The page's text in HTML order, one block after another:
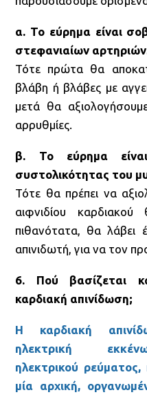
α. Το εύρημα είναι
στεφανιαίων
Τότε πρώτα θα
βλάβη ή βλάβες με
μετά θα
αρρυθμίες.
β. Το εύρημα
συστολικότητας του
Τότε θα πρέπει να
αιφνιδίου
πιθανότατα, θα λάβει
απινιδωτή, για να τον
6. Πού βασίζεται
καρδιακή απινίδωση;
Η καρδιακή
ηλεκτρική
ηλεκτρικού
μία αρχική,